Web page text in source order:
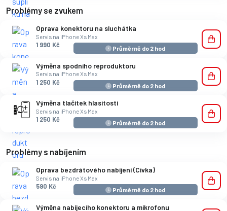
Problémy se zvukem
Oprava konektoru na sluchátka
Servis na iPhone Xs Max
1 990 Kč
Průměrně do 2 hod
Výměna spodního reproduktoru
Servis na iPhone Xs Max
1 250 Kč
Průměrně do 2 hod
Výměna tlačítek hlasitosti
Servis na iPhone Xs Max
1 250 Kč
Průměrně do 2 hod
Problémy s nabíjením
Oprava bezdrátového nabíjení (Cívka)
Servis na iPhone Xs Max
590 Kč
Průměrně do 2 hod
Výměna nabíjecího konektoru a mikrofonu